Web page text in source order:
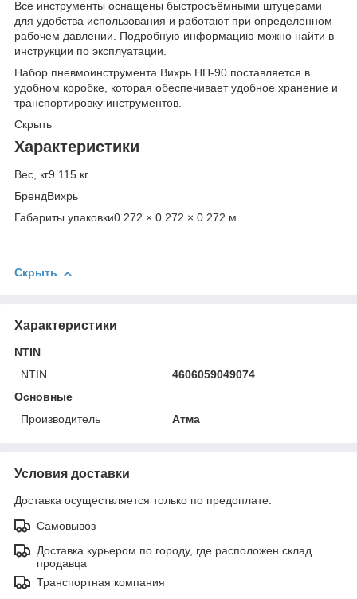
Все инструменты оснащены быстросъёмными штуцерами
для удобства использования и работают при определенном
рабочем давлении. Подробную информацию можно найти в
инструкции по эксплуатации.
Набор пневмоинструмента Вихрь НП-90 поставляется в
удобном коробке, которая обеспечивает удобное хранение и
транспортировку инструментов.
Скрыть
Характеристики
Вес, кг9.115 кг
БрендВихрь
Габариты упаковки0.272 × 0.272 × 0.272 м
Скрыть
Характеристики
NTIN
NTIN
4606059049074
Основные
Производитель
Атма
Условия доставки
Доставка осуществляется только по предоплате.
Самовывоз
Доставка курьером по городу, где расположен склад
продавца
Транспортная компания